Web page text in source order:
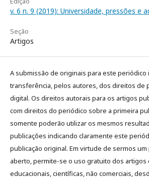
v. 6 n. 9 (2019): Universidade, pressões e
Seção
Artigos
A submissão de originais para este periódico
transferência, pelos autores, dos direitos de
digital. Os direitos autorais para os artigos
com direitos do periódico sobre a primeira
somente poderão utilizar os mesmos
publicações indicando claramente este
publicação original. Em virtude de sermos
aberto, permite-se o uso gratuito dos artigos
educacionais, científicas, não comerciais,